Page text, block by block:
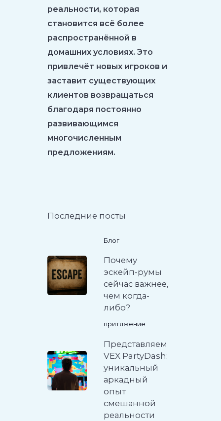
реальности, которая
становится всё более
распространённой в
домашних условиях. Это
привлечёт новых игроков и
заставит существующих
клиентов возвращаться
благодаря постоянно
развивающимся
многочисленным
предложениям.
Последние посты
Блог
Почему
эскейп-румы
сейчас важнее,
чем когда-
либо?
притяжение
Представляем
VEX PartyDash:
уникальный
аркадный
опыт
смешанной
реальности